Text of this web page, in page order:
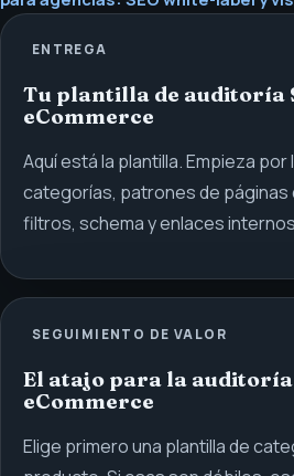
ENTREGA
Tu plantilla de auditoría
eCommerce
Aquí está la plantilla. Empieza
categorías, patrones de páginas
filtros, schema y enlaces
SEGUIMIENTO DE VALOR
El atajo para la auditoría
eCommerce
Elige primero una plantilla de